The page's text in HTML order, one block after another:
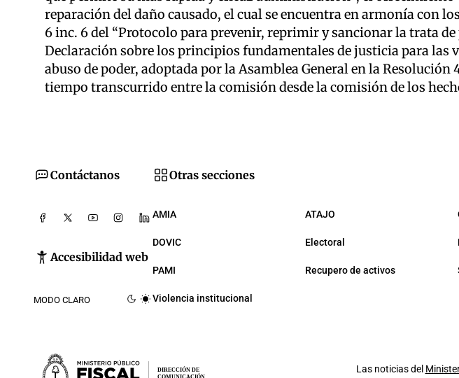
reparación del daño causado, el cual se encuentra en armonía con
6 inc. 6 del “Protocolo para prevenir, reprimir y sancionar la trata de
Declaración sobre los principios fundamentales de justicia para las
abuso de poder, adoptada por la Asamblea General en la Resolución
tiempo transcurrido entre la comisión desde la comisión de los
Contáctanos
Accesibilidad web
MODO CLARO
Otras secciones
AMIA ATAJO
DOVIC Electoral
PAMI Recupero de activos
Violencia institucional
DIRECCIÓN DE Las noticias del